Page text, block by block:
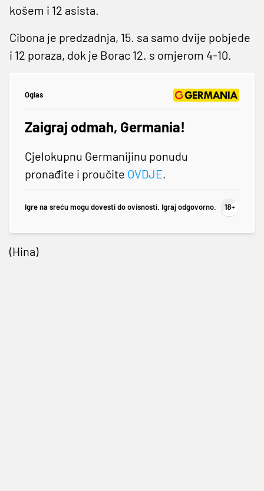
košem i 12 asista.
Cibona je predzadnja, 15. sa samo dvije pobjede
i 12 poraza, dok je Borac 12. s omjerom 4-10.
Oglas
Zaigraj odmah, Germania!
Cjelokupnu Germanijinu ponudu
pronađite i proučite OVDJE.
Igre na sreću mogu dovesti do ovisnosti. Igraj odgovorno.
(Hina)